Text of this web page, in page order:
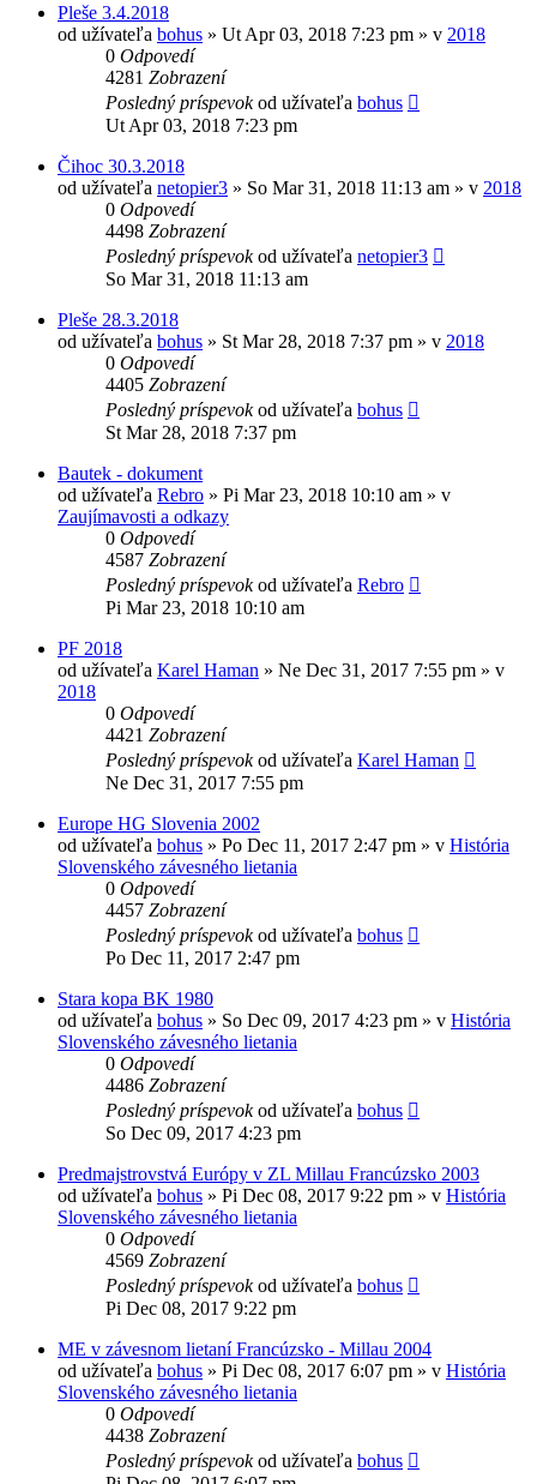
Pleše 3.4.2018
od užívateľa bohus » Ut Apr 03, 2018 7:23 pm » v 2018
0 Odpovedí
4281 Zobrazení
Posledný príspevokod užívateľa bohus
Ut Apr 03, 2018 7:23 pm
Čihoc 30.3.2018
od užívateľa netopier3 » So Mar 31, 2018 11:13 am » v 2018
0 Odpovedí
4498 Zobrazení
Posledný príspevokod užívateľa netopier3
So Mar 31, 2018 11:13 am
Pleše 28.3.2018
od užívateľa bohus » St Mar 28, 2018 7:37 pm » v 2018
0 Odpovedí
4405 Zobrazení
Posledný príspevokod užívateľa bohus
St Mar 28, 2018 7:37 pm
Bautek - dokument
od užívateľa Rebro » Pi Mar 23, 2018 10:10 am » v
Zaujímavosti a odkazy
0 Odpovedí
4587 Zobrazení
Posledný príspevokod užívateľa Rebro
Pi Mar 23, 2018 10:10 am
PF 2018
od užívateľa Karel Haman » Ne Dec 31, 2017 7:55 pm » v
2018
0 Odpovedí
4421 Zobrazení
Posledný príspevokod užívateľa Karel Haman
Ne Dec 31, 2017 7:55 pm
Europe HG Slovenia 2002
od užívateľa bohus » Po Dec 11, 2017 2:47 pm » v História
Slovenského závesného lietania
0 Odpovedí
4457 Zobrazení
Posledný príspevokod užívateľa bohus
Po Dec 11, 2017 2:47 pm
Stara kopa BK 1980
od užívateľa bohus » So Dec 09, 2017 4:23 pm » v História
Slovenského závesného lietania
0 Odpovedí
4486 Zobrazení
Posledný príspevokod užívateľa bohus
So Dec 09, 2017 4:23 pm
Predmajstrovstvá Európy v ZL Millau Francúzsko 2003
od užívateľa bohus » Pi Dec 08, 2017 9:22 pm » v História
Slovenského závesného lietania
0 Odpovedí
4569 Zobrazení
Posledný príspevokod užívateľa bohus
Pi Dec 08, 2017 9:22 pm
ME v závesnom lietaní Francúzsko - Millau 2004
od užívateľa bohus » Pi Dec 08, 2017 6:07 pm » v História
Slovenského závesného lietania
0 Odpovedí
4438 Zobrazení
Posledný príspevokod užívateľa bohus